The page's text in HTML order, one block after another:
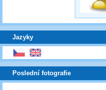
Jazyky
Poslední fotografie